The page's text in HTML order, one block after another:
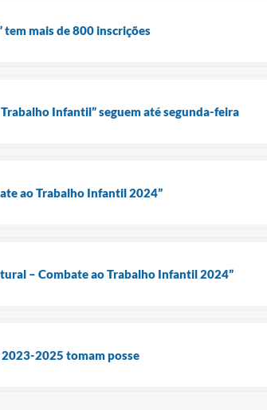
mais de 800 inscrições
Infantil” seguem até segunda-feira
ao Trabalho Infantil 2024”
– Combate ao Trabalho Infantil 2024”
2023-2025 tomam posse